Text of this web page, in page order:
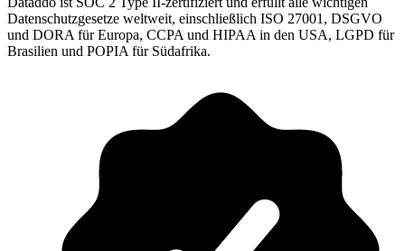
Datenschutzgesetze weltweit, einschließlich ISO 27001, DSGVO
und DORA für Europa, CCPA und HIPAA in den USA, LGPD für
Brasilien und POPIA für Südafrika.